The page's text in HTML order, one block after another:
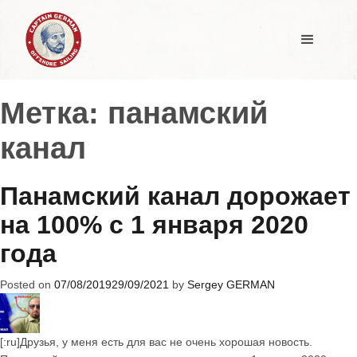
Метка: панамский
канал
Панамский канал дорожает
на 100% с 1 января 2020
года
Posted on 07/08/201929/09/2021 by Sergey GERMAN
[:ru]Друзья, у меня есть для вас не очень хорошая новость.